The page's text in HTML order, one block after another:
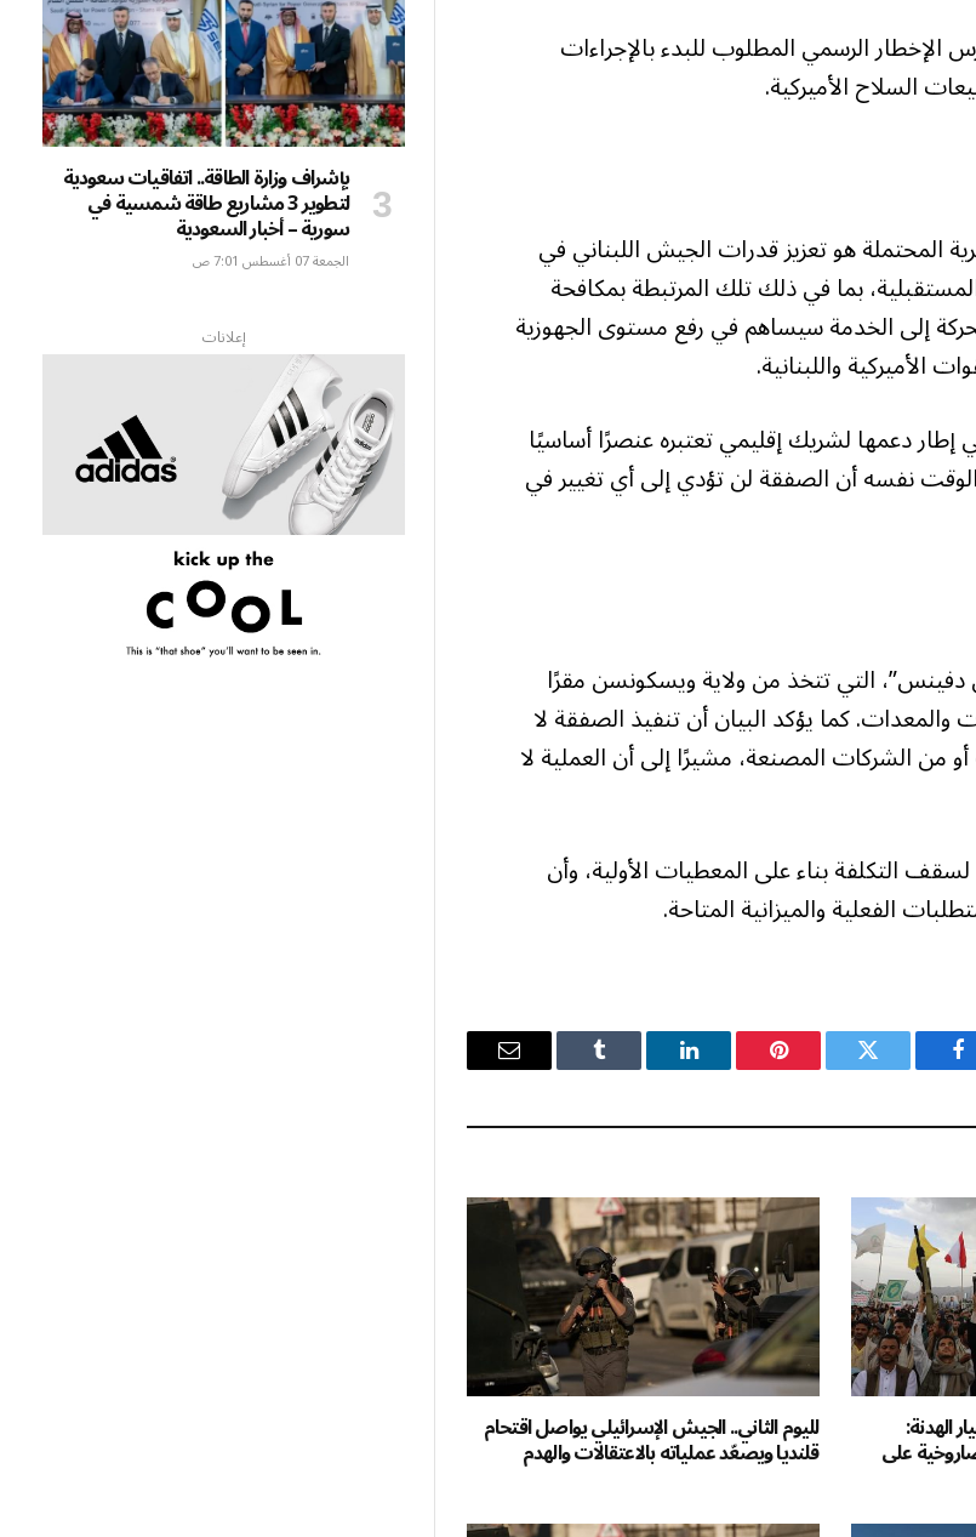
الإخطار الرسمي المطلوب للبدء بالإجراءات
السلاح الأميركية.
المحتملة هو تعزيز قدرات الجيش اللبناني في
بما في ذلك تلك المرتبطة بمكافحة
إلى الخدمة سيساهم في رفع مستوى الجهوزية
الأميركية واللبنانية.
دعمها لشريك إقليمي تعتبره عنصرًا أساسيًا
نفسه أن الصفقة لن تؤدي إلى أي تغيير في
دفينس”، التي تتخذ من ولاية ويسكونسن مقرًا
كما يؤكد البيان أن تنفيذ الصفقة لا
من الشركات المصنعة، مشيرًا إلى أن العملية لا
يمثل تقديرًا أعلى لسقف التكلفة بناء على المعطيات الأولية، وأن
الفعلية والميزانية المتاحة.
فيسبوك تويتر بينتيريستلينكدإن Tumblr
البريد
الهدنة:
على
لليوم الثاني.. الجيش الإسرائيلي يواصل اقتحام
قلنديا ويصعّد عملياته بالاعتقالات والهدم
بإشراف وزارة الطاقة.. اتفاقيات سعودية
لتطوير 3 مشاريع طاقة شمسية في
سورية – أخبار السعودية
الجمعة 07 أغسطس 7:01 ص
إعلانات